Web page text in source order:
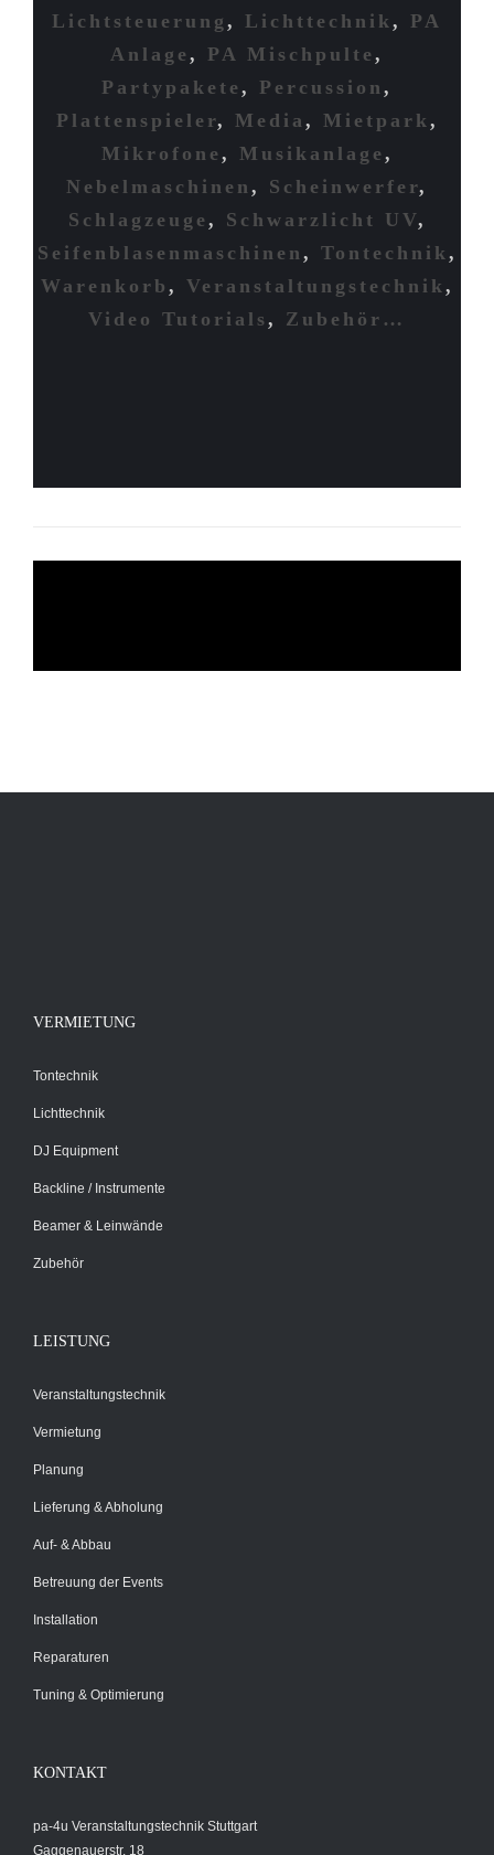
Lichtsteuerung , Lichttechnik , PA
Anlage , PA Mischpulte ,
Partypakete , Percussion ,
Plattenspieler, Media , Mietpark ,
Mikrofone , Musikanlage ,
Nebelmaschinen , Scheinwerfer,
Schlagzeuge , Schwarzlicht UV,
Seifenblasenmaschinen , Tontechnik ,
Warenkorb , Veranstaltungstechnik ,
Video Tutorials, Zubehör…
VERMIETUNG
Tontechnik
Lichttechnik
DJ Equipment
Backline / Instrumente
Beamer & Leinwände
Zubehör
LEISTUNG
Veranstaltungstechnik
Vermietung
Planung
Lieferung & Abholung
Auf- & Abbau
Betreuung der Events
Installation
Reparaturen
Tuning & Optimierung
KONTAKT
pa-4u Veranstaltungstechnik Stuttgart
Gaggenauerstr. 18